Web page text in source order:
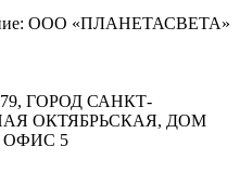
ООО «ПЛАНЕТАСВЕТА»
ГОРОД САНКТ-
ОКТЯБРЬСКАЯ, ДОМ
ОФИС 5